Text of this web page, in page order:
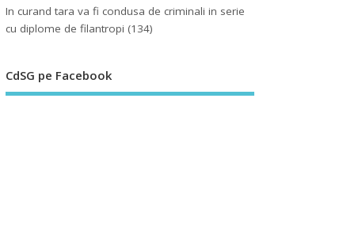
In curand tara va fi condusa de criminali in serie
cu diplome de filantropi (134)
CdSG pe Facebook